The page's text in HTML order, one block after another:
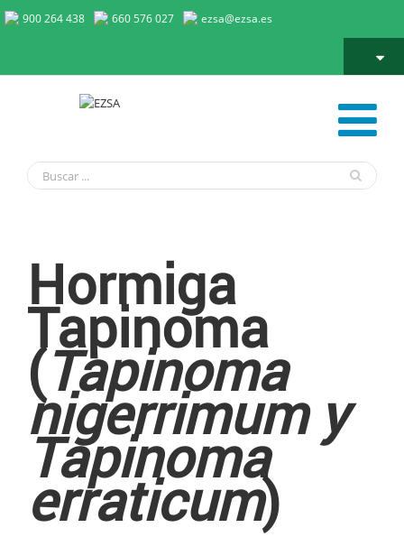
900 264 438 660 576 027 ezsa@ezsa.es
Hormiga
Tapinoma
(Tapinoma
nigerrimum y
Tapinoma
erraticum)